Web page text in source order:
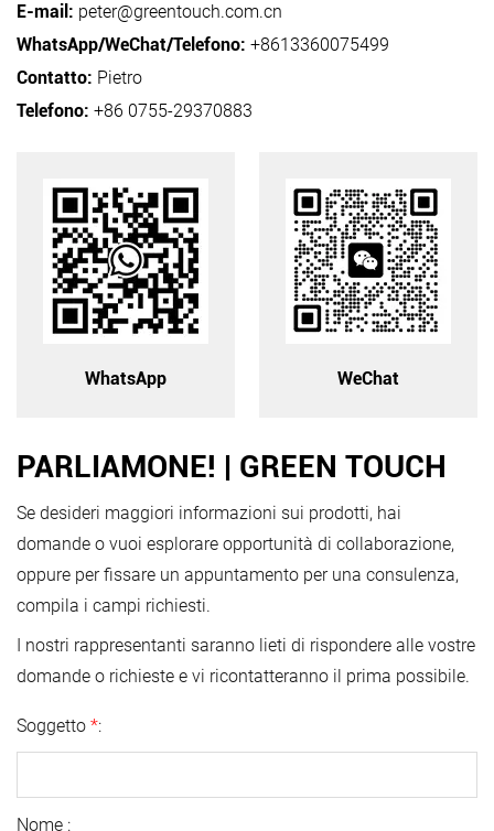
E-mail: peter@greentouch.com.cn
WhatsApp/WeChat/Telefono: +8613360075499
Contatto: Pietro
Telefono: +86 0755-29370883
WhatsApp WeChat
PARLIAMONE! | GREEN TOUCH
Se desideri maggiori informazioni sui prodotti, hai
domande o vuoi esplorare opportunità di collaborazione,
oppure per fissare un appuntamento per una consulenza,
compila i campi richiesti.
I nostri rappresentanti saranno lieti di rispondere alle vostre
domande o richieste e vi ricontatteranno il prima possibile.
Soggetto *:
Nome :